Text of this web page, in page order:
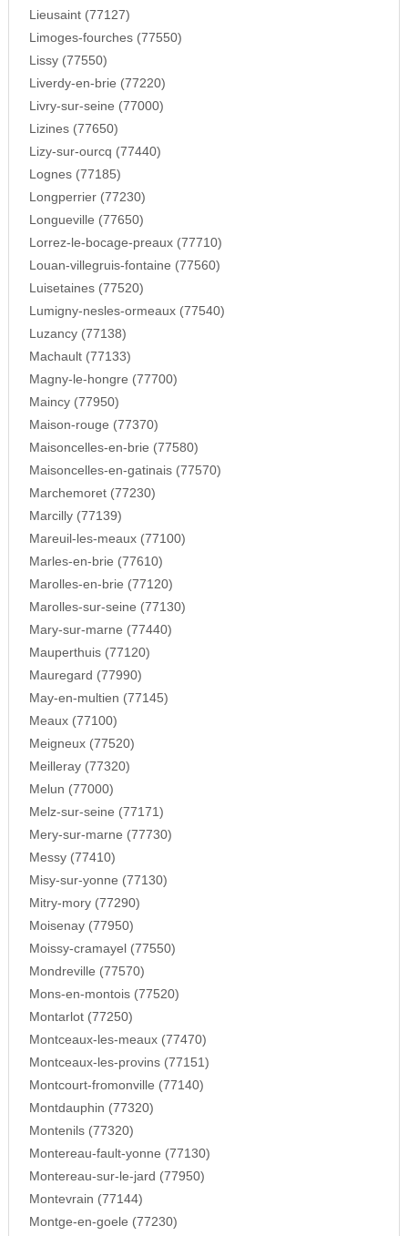
Lieusaint (77127)
Limoges-fourches (77550)
Lissy (77550)
Liverdy-en-brie (77220)
Livry-sur-seine (77000)
Lizines (77650)
Lizy-sur-ourcq (77440)
Lognes (77185)
Longperrier (77230)
Longueville (77650)
Lorrez-le-bocage-preaux (77710)
Louan-villegruis-fontaine (77560)
Luisetaines (77520)
Lumigny-nesles-ormeaux (77540)
Luzancy (77138)
Machault (77133)
Magny-le-hongre (77700)
Maincy (77950)
Maison-rouge (77370)
Maisoncelles-en-brie (77580)
Maisoncelles-en-gatinais (77570)
Marchemoret (77230)
Marcilly (77139)
Mareuil-les-meaux (77100)
Marles-en-brie (77610)
Marolles-en-brie (77120)
Marolles-sur-seine (77130)
Mary-sur-marne (77440)
Mauperthuis (77120)
Mauregard (77990)
May-en-multien (77145)
Meaux (77100)
Meigneux (77520)
Meilleray (77320)
Melun (77000)
Melz-sur-seine (77171)
Mery-sur-marne (77730)
Messy (77410)
Misy-sur-yonne (77130)
Mitry-mory (77290)
Moisenay (77950)
Moissy-cramayel (77550)
Mondreville (77570)
Mons-en-montois (77520)
Montarlot (77250)
Montceaux-les-meaux (77470)
Montceaux-les-provins (77151)
Montcourt-fromonville (77140)
Montdauphin (77320)
Montenils (77320)
Montereau-fault-yonne (77130)
Montereau-sur-le-jard (77950)
Montevrain (77144)
Montge-en-goele (77230)